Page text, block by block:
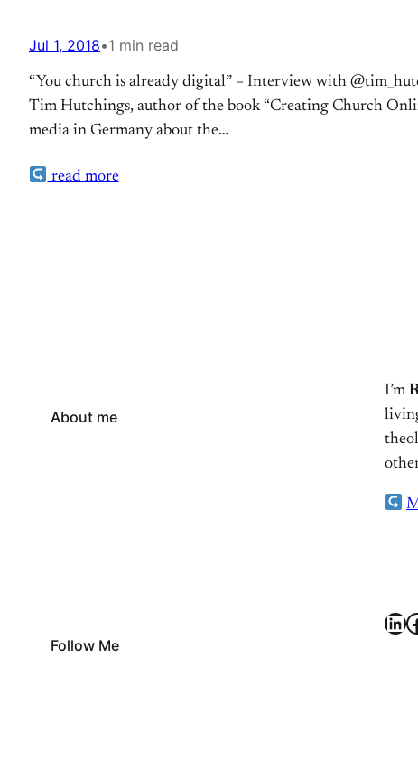
Jul 1, 2018•1 min read
“You church is already digital” – Interview with
Tim Hutchings, author of the book “Creating Church
media in Germany about the…
read more
About me
I’m
Follow Me
LinkedIn Facebook